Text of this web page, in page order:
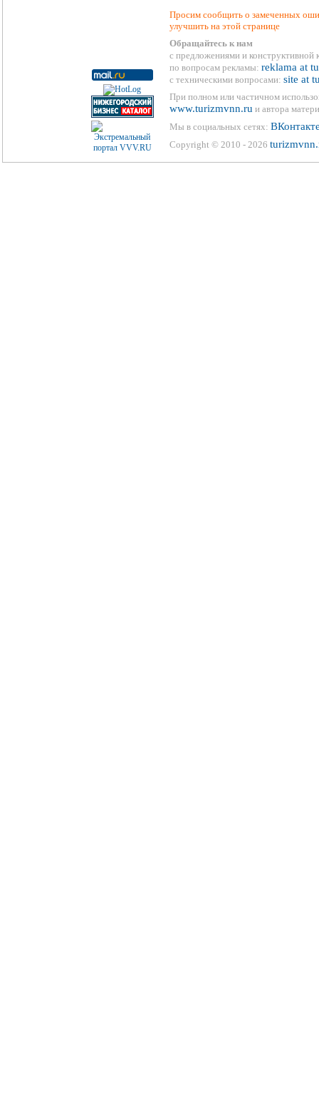
Просим сообщить о замеченных
улучшить на этой странице
Обращайтесь к нам
с предложениями и конструктивной
по вопросам рекламы: reklama at
с техническими вопросами: site at
При полном или частичном
www.turizmvnn.ru и автора
Мы в социальных сетях:
Copyright © 2010 - 2026